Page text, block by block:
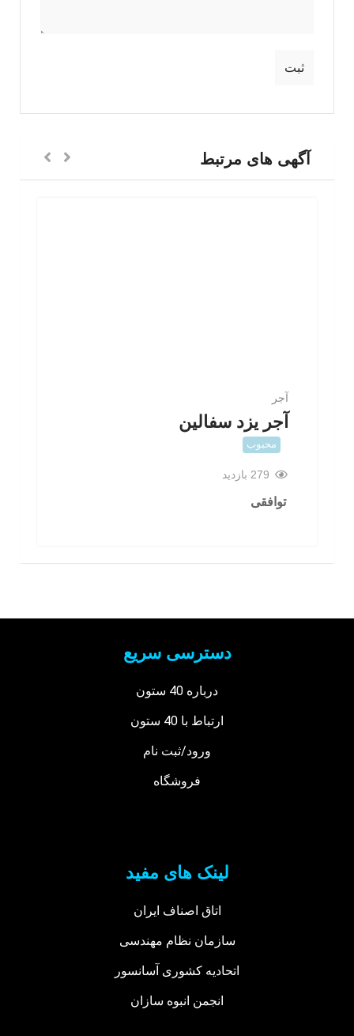
آگهی های مرتبط
آجر
آجر یزد سفالین
محبوب
279 بازدید
توافقی
دسترسی سریع
درباره 40 ستون
ارتباط با 40 ستون
ورود/ثبت نام
فروشگاه
لینک های مفید
اتاق اصناف ایران
سازمان نظام مهندسی
اتحادیه کشوری آسانسور
انجمن انبوه سازان